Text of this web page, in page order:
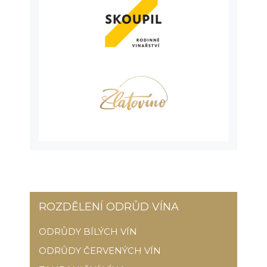
ROZDĚLENÍ ODRŮD VÍNA
ODRŮDY BÍLÝCH VÍN
ODRŮDY ČERVENÝCH VÍN